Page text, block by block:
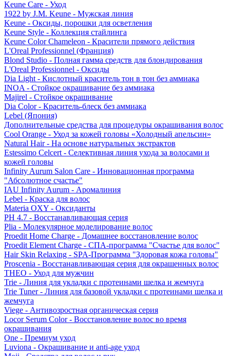
Keune Care - Уход
1922 by J.M. Keune - Мужская линия
Keune - Оксиды, порошки для осветления
Keune Style - Коллекция стайлинга
Keune Color Chameleon - Красители прямого действия
L'Oreal Professionnel (Франция)
Blond Studio - Полная гамма средств для блондирования
L'Oreal Professionnel - Оксиды
Dia Light - Кислотный краситель тон в тон без аммиака
INOA - Стойкое окрашивание без аммиака
Majirel - Стойкое окрашивание
Dia Color - Краситель-блеск без аммиака
Lebel (Япония)
Дополнительные средства для процедуры окрашивания волос
Cool Orange - Уход за кожей головы «Холодный апельсин»
Natural Hair - На основе натуральных экстрактов
Estessimo Celcert - Селективная линия ухода за волосами и
кожей головы
Infinity Aurum Salon Care - Инновационная программа
"Абсолютное счастье"
IAU Infinity Aurum - Аромалиния
Lebel - Краска для волос
Materia OXY - Оксиданты
PH 4.7 - Восстанавливающая серия
Plia - Молекулярное моделирование волос
Proedit Home Charge - Домашнее восстановление волос
Proedit Element Charge - СПА-программа "Счастье для волос"
Hair Skin Relaxing - SPA-Программа "Здоровая кожа головы"
Proscenia - Восстанавливающая серия для окрашенных волос
THEO - Уход для мужчин
Trie - Линия для укладки с протеинами шелка и жемчуга
Trie Tuner - Линия для базовой укладки с протеинами шелка и
жемчуга
Viege - Антивозростная органическая серия
Locor Serum Color - Восстановление волос во время
окрашивания
One - Премиум уход
Luviona - Окрашивание и anti-age уход